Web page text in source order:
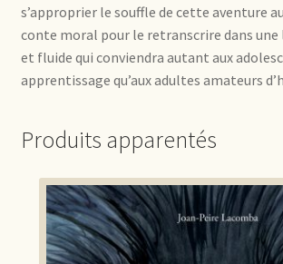
s’approprier le souffle de cette aventure
conte moral pour le retranscrire dans une
et fluide qui conviendra autant aux
apprentissage qu’aux adultes amateurs
Produits apparentés